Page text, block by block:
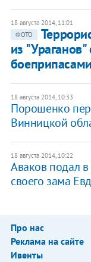
18 августа 2014, 11:01
ФОТО
из
18 августа 2014, 10:33
Порошенко
Винницкой
18 августа 2014, 10:22
Аваков подал
своего зама
Про нас
Реклама на сайте
Ивенты